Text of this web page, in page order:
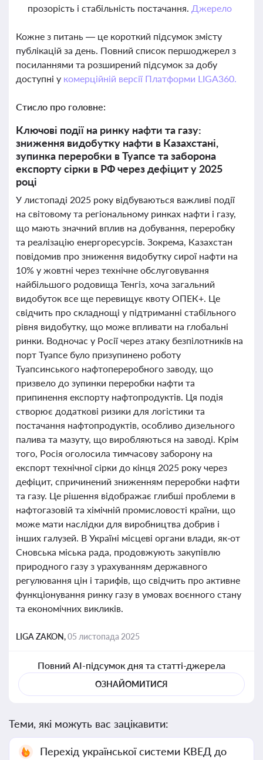
прозорість і стабільність постачання. Джерело
Кожне з питань — це короткий підсумок змісту
публікацій за день. Повний список першоджерел з
посиланнями та розширений підсумок за добу
доступні у комерційній версії Платформи LIGA360.
Стисло про головне:
Ключові події на ринку нафти та газу:
зниження видобутку нафти в Казахстані,
зупинка переробки в Туапсе та заборона
експорту сірки в РФ через дефіцит у 2025
році
У листопаді 2025 року відбуваються важливі події
на світовому та регіональному ринках нафти і газу,
що мають значний вплив на добування, переробку
та реалізацію енергоресурсів. Зокрема, Казахстан
повідомив про зниження видобутку сирої нафти на
10% у жовтні через технічне обслуговування
найбільшого родовища Тенгіз, хоча загальний
видобуток все ще перевищує квоту ОПЕК+. Це
свідчить про складнощі у підтриманні стабільного
рівня видобутку, що може впливати на глобальні
ринки. Водночас у Росії через атаку безпілотників на
порт Туапсе було призупинено роботу
Туапсинського нафтопереробного заводу, що
призвело до зупинки переробки нафти та
припинення експорту нафтопродуктів. Ця подія
створює додаткові ризики для логістики та
постачання нафтопродуктів, особливо дизельного
палива та мазуту, що виробляються на заводі. Крім
того, Росія оголосила тимчасову заборону на
експорт технічної сірки до кінця 2025 року через
дефіцит, спричинений зниженням переробки нафти
та газу. Це рішення відображає глибші проблеми в
нафтогазовій та хімічній промисловості країни, що
може мати наслідки для виробництва добрив і
інших галузей. В Україні місцеві органи влади, як-от
Сновська міська рада, продовжують закупівлю
природного газу з урахуванням державного
регулювання цін і тарифів, що свідчить про активне
функціонування ринку газу в умовах воєнного стану
та економічних викликів.
LIGA ZAKON,05 листопада 2025
Повний AI-підсумок дня та статті-джерела
ОЗНАЙОМИТИСЯ
Теми, які можуть вас зацікавити:
Перехід української системи КВЕД до